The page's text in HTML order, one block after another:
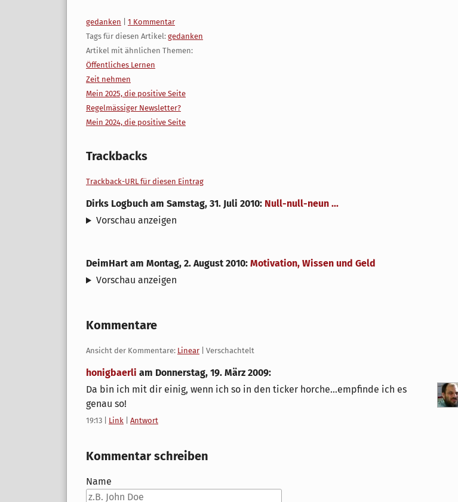
Kategorien:
gedanken
1 Kommentar
Tags für diesen Artikel: gedanken
Artikel mit ähnlichen Themen:
Öffentliches Lernen
Zeit nehmen
Mein 2025, die positive Seite
Regelmässiger Newsletter?
Mein 2024, die positive Seite
Trackbacks
Trackback-URL für diesen Eintrag
Dirks Logbuch am Samstag, 31. Juli 2010: Null-null-neun ...
Vorschau anzeigen
DeimHart am Montag, 2. August 2010: Motivation, Wissen und Geld
Vorschau anzeigen
Kommentare
Ansicht der Kommentare: Linear | Verschachtelt
honigbaerli am Donnerstag, 19. März 2009:
Da bin ich mit dir einig, wenn ich so in den ticker horche...empfinde ich es
genau so!
19:13 Link Antwort
Kommentar schreiben
Name